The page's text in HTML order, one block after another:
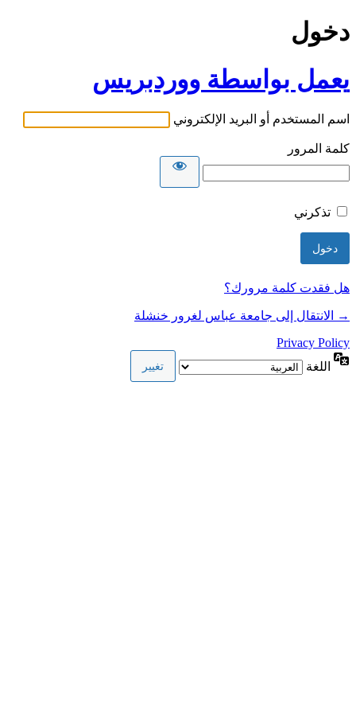
دخول
يعمل بواسطة ووردبريس
اسم المستخدم أو البريد الإلكتروني
كلمة المرور
تذكرني
هل فقدت كلمة مرورك؟
→ الانتقال إلى جامعة عباس لغرور خنشلة
Privacy Policy
اللغة